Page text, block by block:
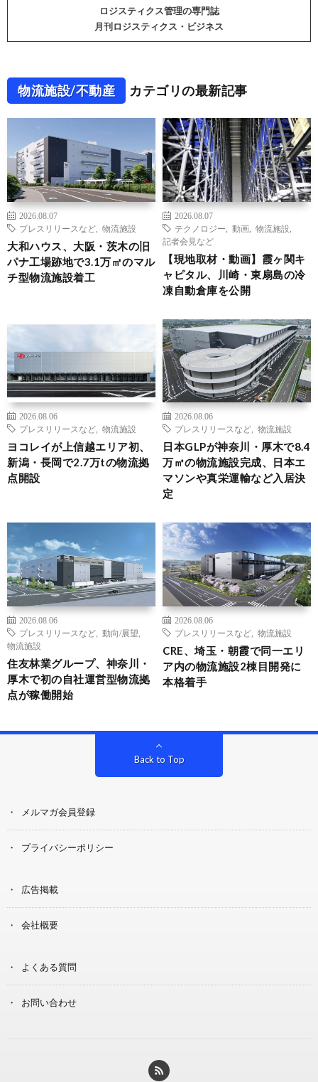
ロジスティクス管理の専門誌
月刊ロジスティクス・ビジネス
物流施設/不動産 カテゴリの最新記事
2026.08.07
プレスリリースなど
物流施設
大和ハウス、大阪・茨木の旧
パナ工場跡地で3.1万㎡のマル
チ型物流施設着工
2026.08.07
テクノロジー
動画 物流施設
記者会見など
【現地取材・動画】霞ヶ関キ
ャピタル、川崎・東扇島の冷
凍自動倉庫を公開
2026.08.06
プレスリリースなど
物流施設
ヨコレイが上信越エリア初、
新潟・長岡で2.7万tの物流拠
点開設
2026.08.06
プレスリリースなど
物流施設
日本GLPが神奈川・厚木で8.4
万㎡の物流施設完成、日本エ
マソンや真栄運輸など入居決
定
2026.08.06
プレスリリースなど
動向/展望
物流施設
住友林業グループ、神奈川・
厚木で初の自社運営型物流拠
点が稼働開始
2026.08.06
プレスリリースなど
物流施設
CRE、埼玉・朝霞で同一エリ
ア内の物流施設2棟目開発に
本格着手
Back to Top
メルマガ会員登録
プライバシーポリシー
広告掲載
会社概要
よくある質問
お問い合わせ